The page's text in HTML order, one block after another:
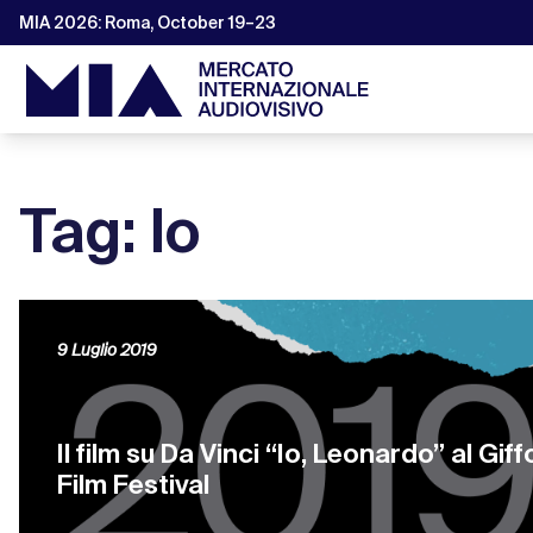
MIA 2026: Roma, October 19–23
Tag: Io
Il film su Da Vinci “Io, Leonardo” al
Film Festival
9 Luglio 2019